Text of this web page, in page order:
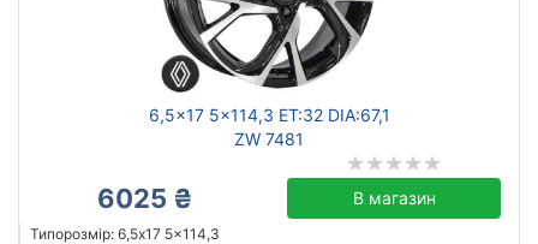
6,5x17 5x114,3 ET:32 DIA:67,1
ZW 7481
6025 ₴ В магазин
Типорозмір: 6,5x17 5x114,3